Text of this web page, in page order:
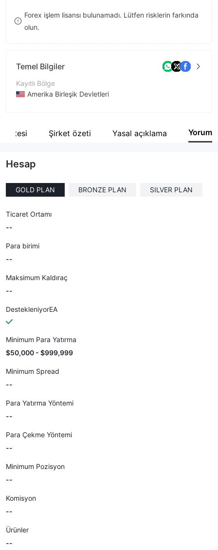
8
9
Forex işlem lisansı bulunamadı. Lütfen risklerin farkında
olun.
Temel Bilgiler
Kayıtlı Bölge
Amerika Birleşik Devletleri
Şirket Adı
sitesi Şirket özeti Yasal açıklama Yorum
Hesap
GOLD PLAN BRONZE PLAN SILVER PLAN
Ticaret Ortamı
--
Para birimi
--
Maksimum Kaldıraç
--
DestekleniyorEA
Minimum Para Yatırma
$50,000 - $999,999
Minimum Spread
--
Para Yatırma Yöntemi
--
Para Çekme Yöntemi
--
Minimum Pozisyon
--
Komisyon
--
Ürünler
--